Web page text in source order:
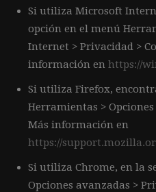
Si utiliza Microsoft
opción en el menú
Internet > Privacidad >
información en https://
Si utiliza Firefox,
Herramientas >
Más información en
https://
Si utiliza Chrome, en la
Opciones avanzadas >